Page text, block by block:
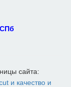
сайта:
и качество и